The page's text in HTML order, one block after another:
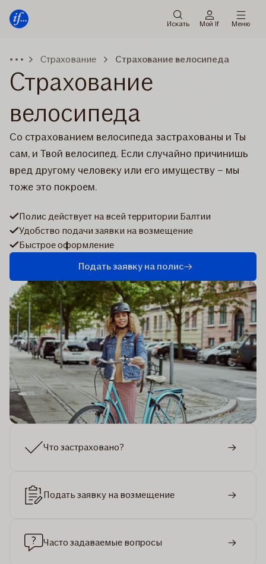
Искать Мой If Меню
Страхование Страхование велосипеда
Страхование
велосипеда
Со страхованием велосипеда застрахованы и Ты
сам, и Твой велосипед. Если случайно причинишь
вред другому человеку или его имуществу – мы
тоже это покроем.
Полис действует на всей территории Балтии
Удобство подачи заявки на возмещение
Быстрое оформление
Подать заявку на полис
Что застраховано?
Подать заявку на возмещение
Часто задаваемые вопросы